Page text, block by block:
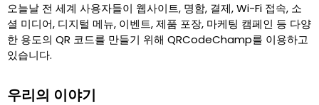
오늘날 전 세계 사용자들이 웹사이트, 명함, 결제, Wi-Fi 접속, 소
셜 미디어, 디지털 메뉴, 이벤트, 제품 포장, 마케팅 캠페인 등 다양
한 용도의 QR 코드를 만들기 위해 QRCodeChamp를 이용하고
있습니다.
우리의 이야기